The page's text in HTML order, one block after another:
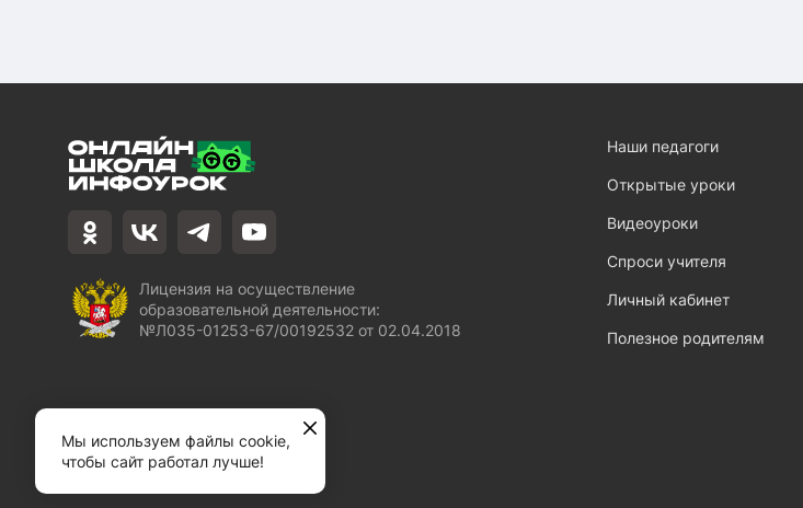
Лицензия на осуществление
образовательной деятельности:
№Л035-01253-67/00192532 от 02.04.2018
Наши педагоги
Открытые уроки
Видеоуроки
Спроси учителя
Личный кабинет
Полезное родителям
Мы используем файлы cookie,
чтобы сайт работал лучше!